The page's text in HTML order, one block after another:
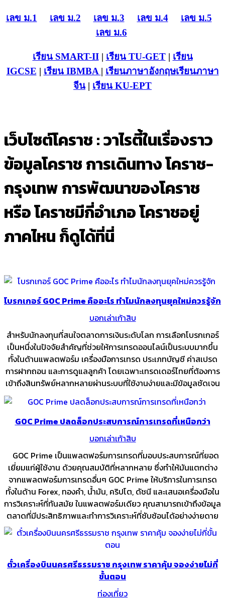
เลข ม.1 เลข ม.2 เลข ม.3 เลข ม.4
เลข ม.5
เลข ม.6
เรียน SMART-II| เรียน TU-GET| เรียน
IGCSE | เรียน IBMBA | เรียนภาษาอังกฤษเรียนภาษา
จีน | เรียน KU-EPT
เว็บไซต์โคราช : วาไรตี้ในเรื่องราว
ข้อมูลโคราช การเดินทาง โคราช-
กรุงเทพ การพัฒนาของโคราช
หรือ โคราชมีกี่อำเภอ โคราชอยู่
ภาคไหน ก็ดูได้ที่นี่
โบรกเกอร์ GOC Prime คืออะไร ทำไมนักลงทุนยุคใหม่ควรรู้จัก
บอกเล่าเก้าสิบ
สำหรับนักลงทุนที่สนใจตลาดการเงินระดับโลก การเลือกโบรกเกอร์
เป็นหนึ่งในปัจจัยสำคัญที่ช่วยให้การเทรดออนไลน์เป็นระบบมากขึ้น
ทั้งในด้านแพลตฟอร์ม เครื่องมือการเทรด ประเภทบัญชี ค่าสเปรด
การฝากถอน และการดูแลลูกค้า โดยเฉพาะเทรดเดอร์ไทยที่ต้องการ
เข้าถึงสินทรัพย์หลากหลายผ่านระบบที่ใช้งานง่ายและมีข้อมูลชัดเจน
GOC Prime ปลดล็อกประสบการณ์การเทรดที่เหนือกว่า
บอกเล่าเก้าสิบ
GOC Prime เป็นแพลตฟอร์มการเทรดที่มอบประสบการณ์ที่ยอด
เยี่ยมแก่ผู้ใช้งาน ด้วยคุณสมบัติที่หลากหลาย ซึ่งทำให้มันแตกต่าง
จากแพลตฟอร์มการเทรดอื่นๆ GOC Prime ให้บริการในการเทรด
ทั้งในด้าน Forex, ทองคำ, น้ำมัน, คริปโต, ดัชนี และเสนอเครื่องมือใน
การวิเคราะห์ที่ทันสมัย ในแพลตฟอร์มเดียว คุณสามารถเข้าถึงข้อมูล
ตลาดที่มีประสิทธิภาพและทำการวิเคราะห์ที่ซับซ้อนได้อย่างง่ายดาย
ตั๋วเครื่องบินนครศรีธรรมราช กรุงเทพ ราคาคุ้ม จองง่ายไม่กี่
ขั้นตอน
ท่องเที่ยว